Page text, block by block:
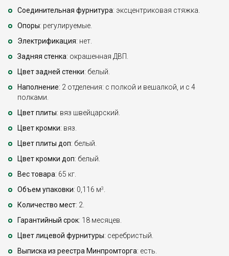
Соединительная фурнитура: эксцентриковая стяжка.
Опоры: регулируемые.
Электрификация: нет.
Задняя стенка: окрашенная ДВП.
Цвет задней стенки: белый.
Наполнение: 2 отделения: с полкой и вешалкой, и с 4
полками.
Цвет плиты: вяз швейцарский.
Цвет кромки: вяз.
Цвет плиты доп: белый.
Цвет кромки доп: белый.
Вес товара: 65 кг.
Объем упаковки: 0,116 м3 .
Количество мест: 2.
Гарантийный срок: 18 месяцев.
Цвет лицевой фурнитуры: серебристый.
Выписка из реестра Минпромторга: есть.